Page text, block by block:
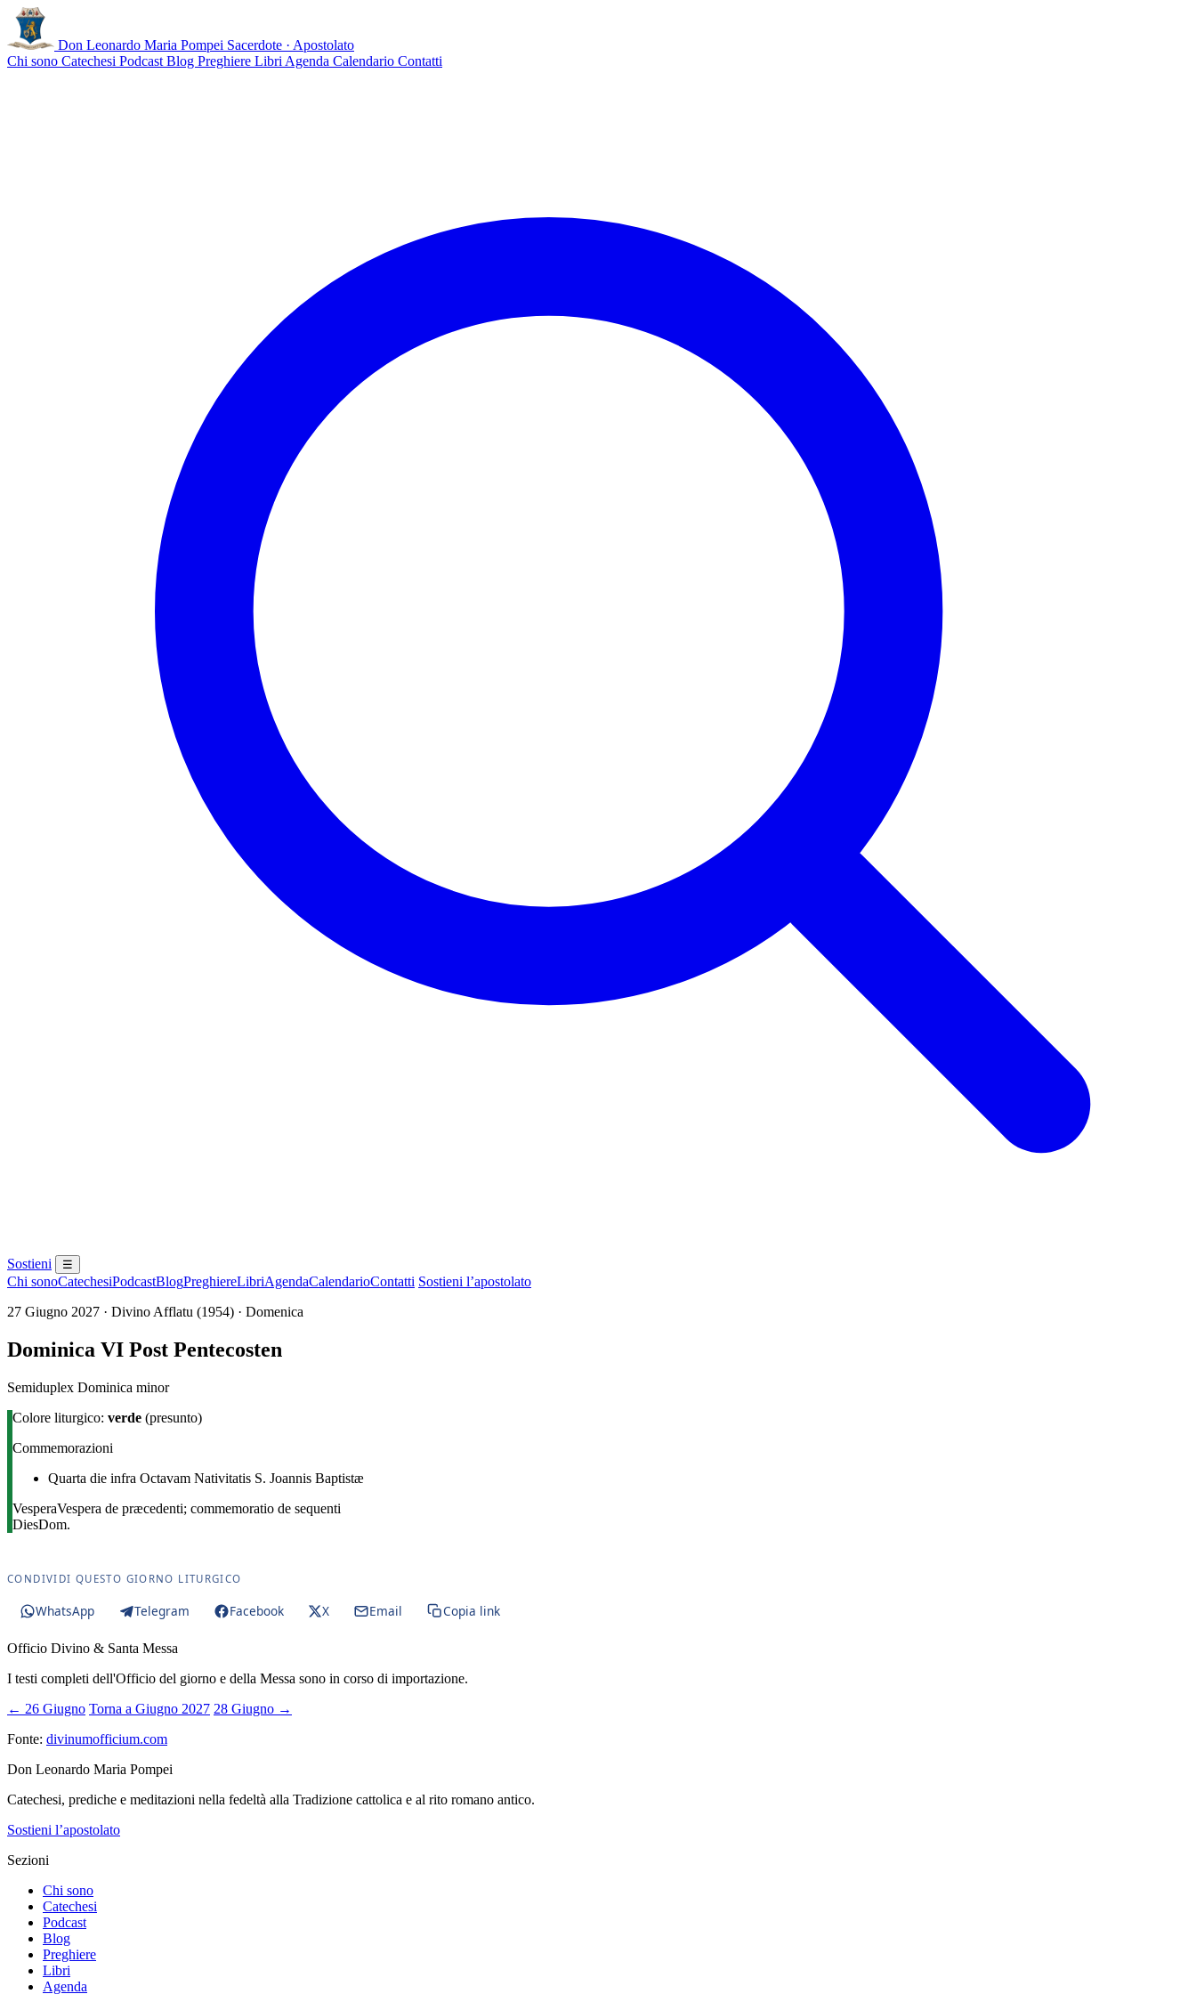
Don Leonardo Maria Pompei Sacerdote · Apostolato
Chi sono Catechesi Podcast Blog Preghiere Libri Agenda Calendario Contatti
Sostieni ☰
Chi sonoCatechesiPodcastBlogPreghiereLibriAgendaCalendarioContatti Sostieni l’apostolato
27 Giugno 2027 · Divino Afflatu (1954) · Domenica
Dominica VI Post Pentecosten
Semiduplex Dominica minor
Colore liturgico: verde (presunto)
Commemorazioni
Quarta die infra Octavam Nativitatis S. Joannis Baptistæ
VesperaVespera de præcedenti; commemoratio de sequenti
DiesDom.
CONDIVIDI QUESTO GIORNO LITURGICO
WhatsApp Telegram Facebook X Email Copia link
Officio Divino & Santa Messa
I testi completi dell'Officio del giorno e della Messa sono in corso di importazione.
← 26 Giugno Torna a Giugno 2027 28 Giugno →
Fonte: divinumofficium.com
Don Leonardo Maria Pompei
Catechesi, prediche e meditazioni nella fedeltà alla Tradizione cattolica e al rito romano antico.
Sostieni l’apostolato
Sezioni
Chi sono
Catechesi
Podcast
Blog
Preghiere
Libri
Agenda